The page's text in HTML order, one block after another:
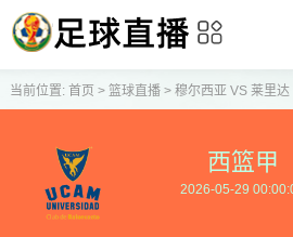
当前位置: 首页 > 篮球直播> 穆尔西亚 VS 莱里
西篮甲
2026-05-29